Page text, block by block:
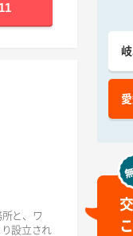
と、ワ
設立され